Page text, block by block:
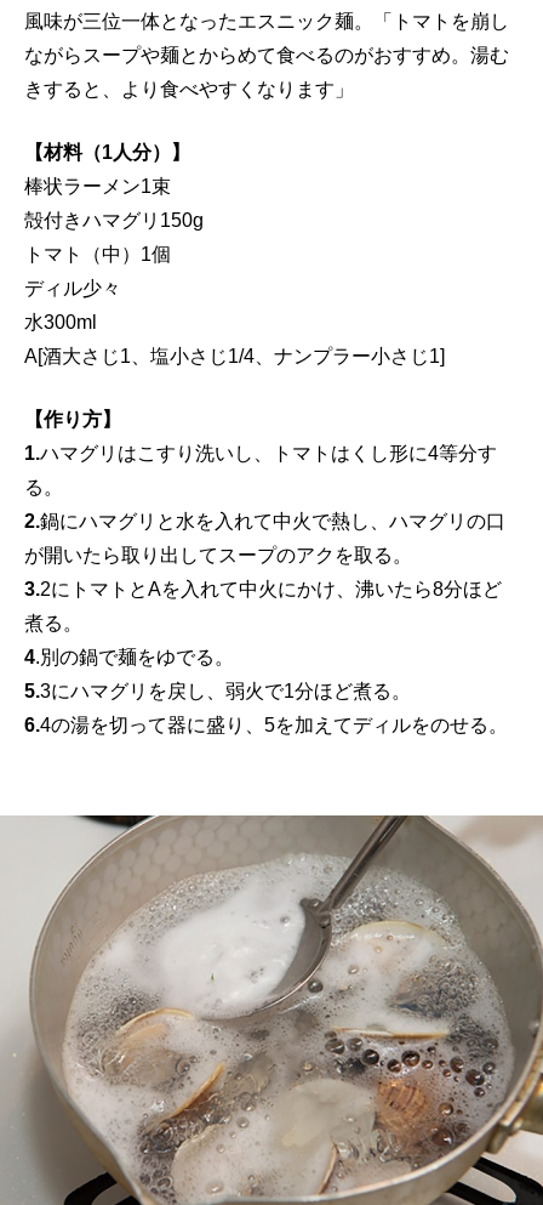
風味が三位一体となったエスニック麺。「トマトを崩し
ながらスープや麺とからめて食べるのがおすすめ。湯む
きすると、より食べやすくなります」
【材料（1人分）】
棒状ラーメン1束
殻付きハマグリ150g
トマト（中）1個
ディル少々
水300ml
A[酒大さじ1、塩小さじ1/4、ナンプラー小さじ1]
【作り方】
1.ハマグリはこすり洗いし、トマトはくし形に4等分す
る。
2.鍋にハマグリと水を入れて中火で熱し、ハマグリの口
が開いたら取り出してスープのアクを取る。
3.2にトマトとAを入れて中火にかけ、沸いたら8分ほど
煮る。
4.別の鍋で麺をゆでる。
5.3にハマグリを戻し、弱火で1分ほど煮る。
6.4の湯を切って器に盛り、5を加えてディルをのせる。